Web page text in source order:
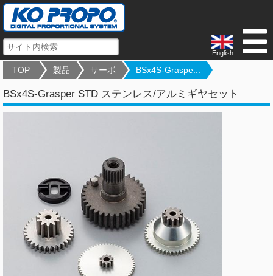
English
TOP 製品 サーボ BSx4S-Graspe...
BSx4S-Grasper STD ステンレス/アルミギヤセット